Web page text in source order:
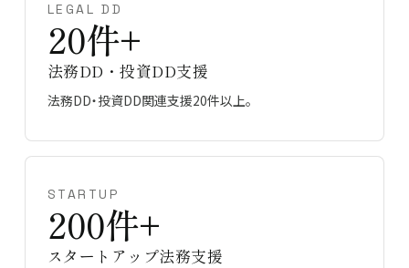
LEGAL DD
20件+
法務DD・投資DD支援
法務DD・投資DD関連支援20件以上。
STARTUP
200件+
スタートアップ法務支援